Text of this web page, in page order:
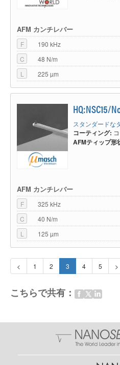
AFM カンチレバー
F
190 kHz
C
48 N/m
L
225 µm
HQ:NSC15/
スタンダードな
コーティング:
AFMティップ形
AFM カンチレバー
F
325 kHz
C
40 N/m
L
125 µm
< 1 2 3 4 5 >
こちらで共有：